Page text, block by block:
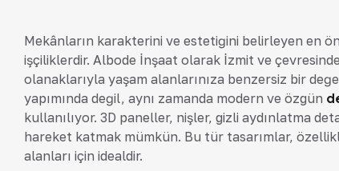
Mekânların karakterini ve estetiğini belirleyen en
işçiliklerdir. Albode İnşaat olarak İzmit ve
olanaklarıyla yaşam alanlarınıza benzersiz bir
yapımında değil, aynı zamanda modern ve özgün
kullanılıyor. 3D paneller, nişler, gizli aydınlatma
hareket katmak mümkün. Bu tür tasarımlar,
alanları için idealdir.